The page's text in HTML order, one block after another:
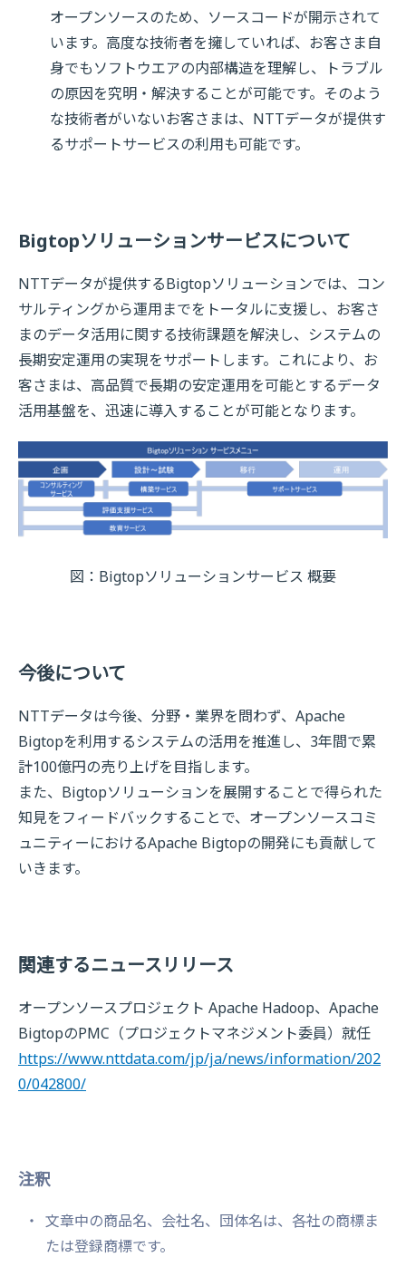
オープンソースのため、ソースコードが開示されて
います。高度な技術者を擁していれば、お客さま自
身でもソフトウエアの内部構造を理解し、トラブル
の原因を究明・解決することが可能です。そのよう
な技術者がいないお客さまは、NTTデータが提供す
るサポートサービスの利用も可能です。
Bigtopソリューションサービスについて
NTTデータが提供するBigtopソリューションでは、コン
サルティングから運用までをトータルに支援し、お客さ
まのデータ活用に関する技術課題を解決し、システムの
長期安定運用の実現をサポートします。これにより、お
客さまは、高品質で長期の安定運用を可能とするデータ
活用基盤を、迅速に導入することが可能となります。
図：Bigtopソリューションサービス 概要
今後について
NTTデータは今後、分野・業界を問わず、Apache
Bigtopを利用するシステムの活用を推進し、3年間で累
計100億円の売り上げを目指します。
また、Bigtopソリューションを展開することで得られた
知見をフィードバックすることで、オープンソースコミ
ュニティーにおけるApache Bigtopの開発にも貢献して
いきます。
関連するニュースリリース
オープンソースプロジェクト Apache Hadoop、Apache
BigtopのPMC（プロジェクトマネジメント委員）就任
https://www.nttdata.com/jp/ja/news/information/202
0/042800/
注釈
文章中の商品名、会社名、団体名は、各社の商標ま
たは登録商標です。